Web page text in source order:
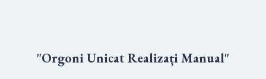
"Orgoni Unicat Realizați Manual"